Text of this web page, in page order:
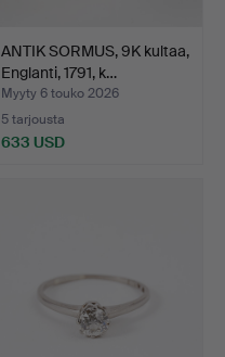
ANTIK SORMUS, 9K kultaa,
Englanti, 1791, k…
Myyty 6 touko 2026
5 tarjousta
633 USD